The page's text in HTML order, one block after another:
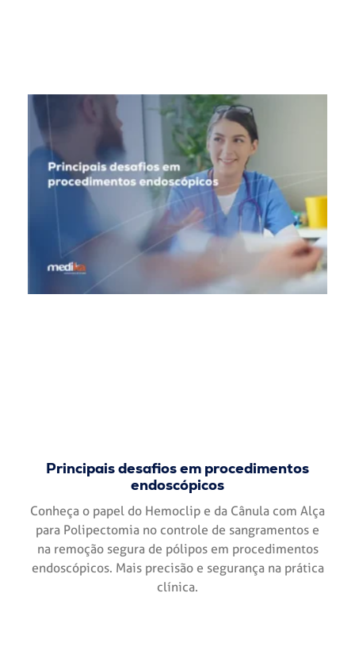
Principais desafios em procedimentos
endoscópicos
Conheça o papel do Hemoclip e da Cânula com Alça
para Polipectomia no controle de sangramentos e
na remoção segura de pólipos em procedimentos
endoscópicos. Mais precisão e segurança na prática
clínica.